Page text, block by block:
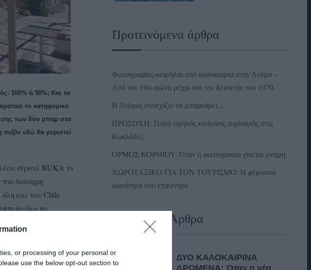
or processing of your personal or
use the below opt-out section to
100% ή 50%; Και το
το κατηφορικό
των δύο μπαρ στα
εδώ θα γυριστεί
σίριαλ BUKA vs
διάσημη
και του Chile
όλο το
Εν Άνδρω!!!
Ιουλίου 2017.
και το Chile. Κι
Προτεινόμενα άρθρα
Φωτογραφίες-κειμήλια από καλοκαίρια στην Άνδρο –
Από τον 19ο αιώνα μέχρι και την δεκαετία του 1970
Η Άνδρος συνεχίζει να μπαρκάρει…
ΠΡΟΣΟΧΗ: Πολύ υψηλός κίνδυνος πυρκαγιάς στις
Κυκλάδες
ΟΡΜΟΣ ΚΟΡΘΙΟΥ: Όταν η φωτογραφία γίνεται μνήμη
ΧΩΡΟΤΑΞΙΚΟ ΓΙΑ ΤΟΝ ΤΟΥΡΙΣΜΟ: Η φέρουσα
ικανότητα στο επίκεντρο
Πρόσφατα Άρθρα
ΔΥΟ ΚΑΛΟΚΑΙΡΙΝΑ